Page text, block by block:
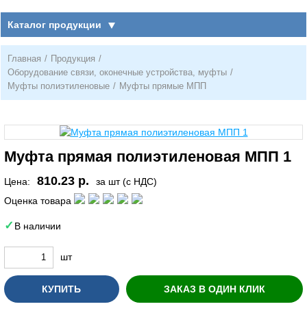
Каталог продукции
Главная / Продукция /
Оборудование связи, оконечные устройства, муфты /
Муфты полиэтиленовые / Муфты прямые МПП
Муфта прямая полиэтиленовая МПП 1
Цена: 810.23 р.
за шт (с НДС)
Оценка товара
В наличии
шт
КУПИТЬ ЗАКАЗ В ОДИН КЛИК